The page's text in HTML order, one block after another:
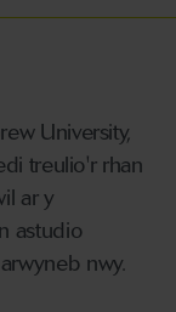
University,
treulio'r rhan
ar y
astudio
nwy.